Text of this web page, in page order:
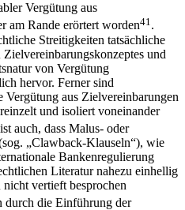
Vergütung aus
am Rande erörtert worden41 .
Streitigkeiten tatsächliche
und
von Vergütung
hervor. Ferner sind
aus Zielvereinbarungen
und isoliert voneinander
auch, dass Malus- oder
„Clawback-Klauseln“), wie
Bankenregulierung
Literatur nahezu einhellig
vertieft besprochen
durch die Einführung der